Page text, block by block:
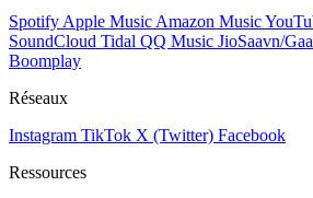
Spotify Apple Music Amazon Music
SoundCloud Tidal QQ Music JioSaavn/
Boomplay
Réseaux
Instagram TikTok X (Twitter) Facebook
Ressources